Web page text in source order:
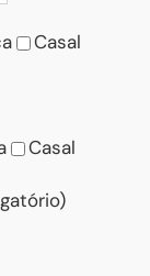
Casal
Casal